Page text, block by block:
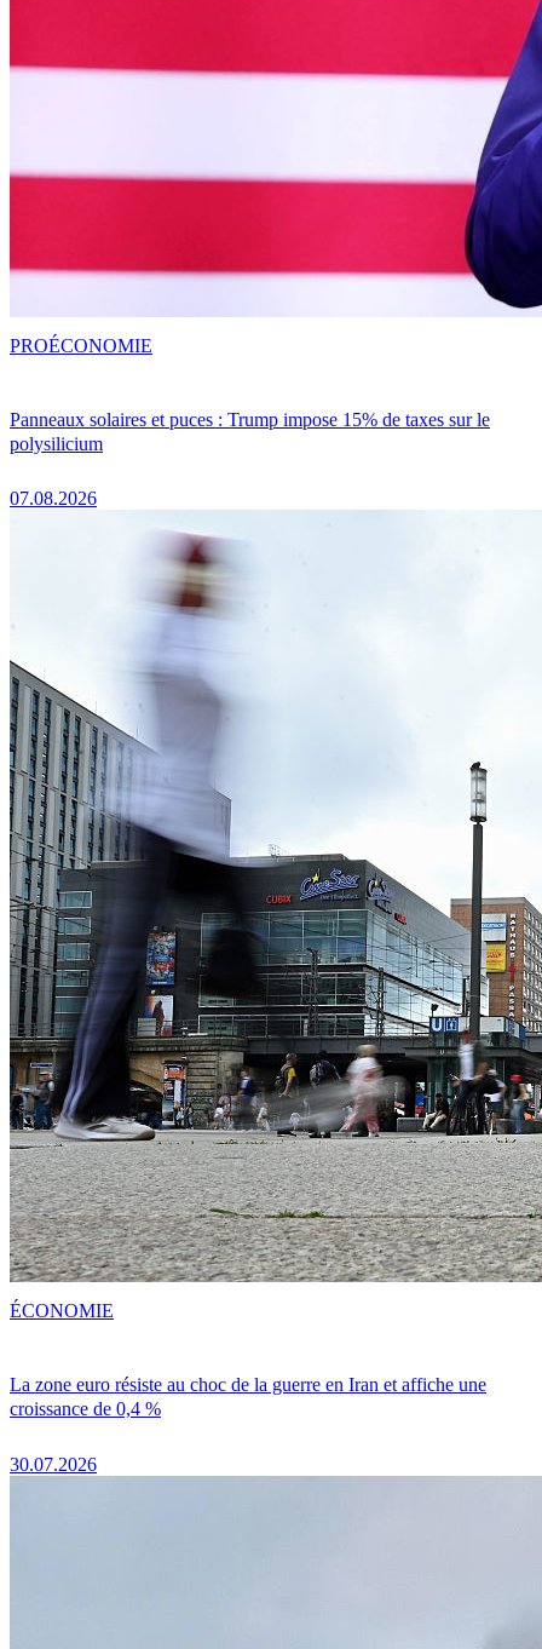
Panneaux solaires et puces : Trump impose 15% de taxes sur le
polysilicium
07.08.2026
PROÉCONOMIE
La zone euro résiste au choc de la guerre en Iran et affiche une
croissance de 0,4 %
30.07.2026
ÉCONOMIE